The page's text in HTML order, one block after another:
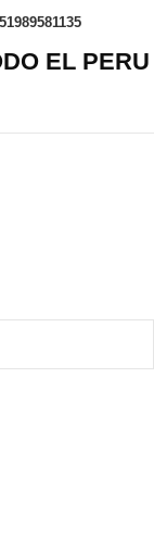
EL PERU